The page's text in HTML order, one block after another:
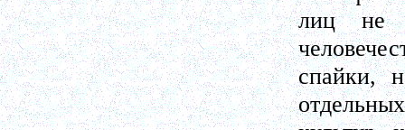
лиц не
спайки,